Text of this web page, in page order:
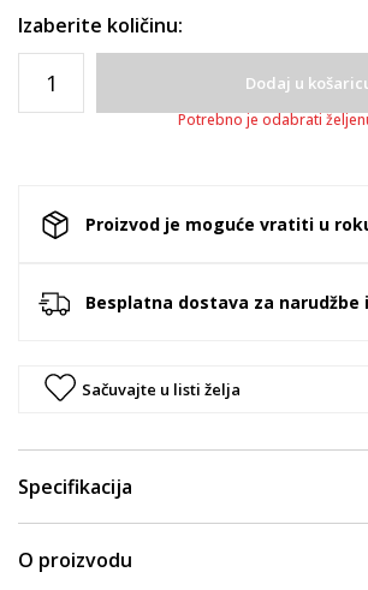
Izaberite količinu:
Dodaj u
Potrebno je odabrati
Proizvod je moguće vratiti u
Besplatna dostava za narudžbe
Sačuvajte u listi želja
Specifikacija
O proizvodu